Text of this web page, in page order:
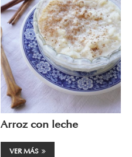
Arroz con leche
VER MÁS